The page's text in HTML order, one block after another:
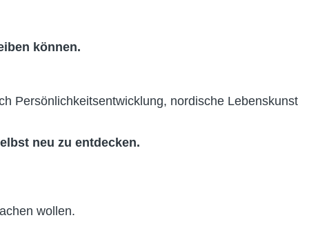
können.
Persönlichkeitsentwicklung, nordische Lebenskunst
neu zu entdecken.
wollen.